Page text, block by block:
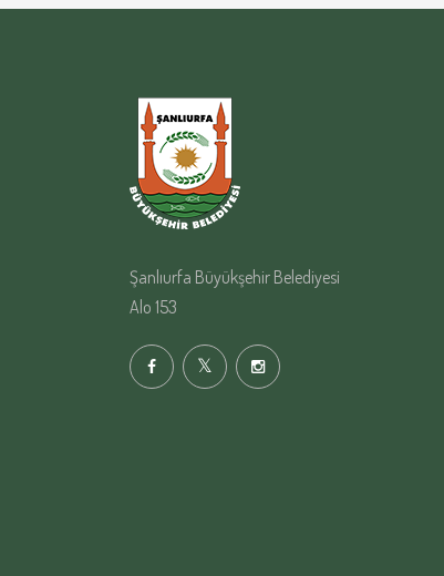
Şanlıurfa Büyükşehir Belediyesi
Alo 153